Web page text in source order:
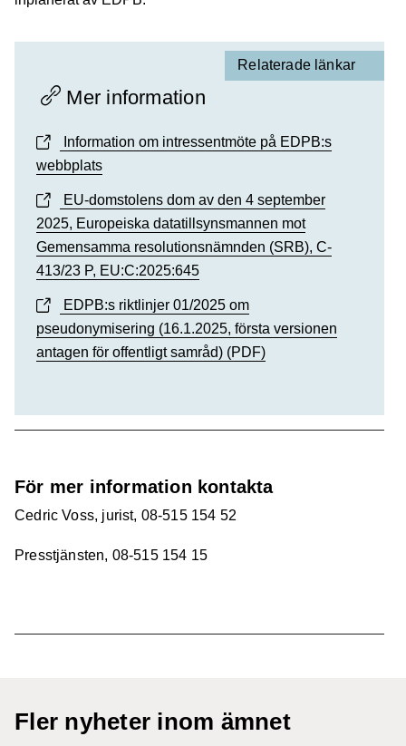
Mer information
Relaterade länkar
Information om intressentmöte på EDPB:s
webbplats
EU-domstolens dom av den 4 september
2025, Europeiska datatillsynsmannen mot
Gemensamma resolutionsnämnden (SRB), C-
413/23 P, EU:C:2025:645
EDPB:s riktlinjer 01/2025 om
pseudonymisering (16.1.2025, första versionen
antagen för offentligt samråd) (PDF)
För mer information kontakta
Cedric Voss, jurist, 08-515 154 52
Presstjänsten, 08-515 154 15
Fler nyheter inom ämnet